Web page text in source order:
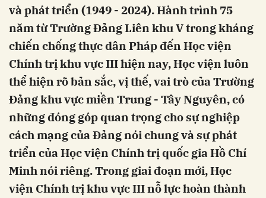
và phát triển (1949 - 2024). Hành trình 75
năm từ Trường Đảng Liên khu V trong kháng
chiến chống thực dân Pháp đến Học viện
Chính trị khu vực III hiện nay, Học viện luôn
thể hiện rõ bản sắc, vị thế, vai trò của Trường
Đảng khu vực miền Trung - Tây Nguyên, có
những đóng góp quan trọng cho sự nghiệp
cách mạng của Đảng nói chung và sự phát
triển của Học viện Chính trị quốc gia Hồ Chí
Minh nói riêng. Trong giai đoạn mới, Học
viện Chính trị khu vực III nỗ lực hoàn thành